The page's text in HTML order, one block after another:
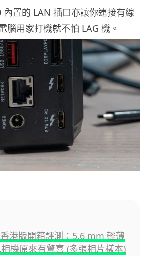
內置的 LAN 插口亦讓你連接有線
腦用家打機就不怕 LAG 機。
港版開箱評測：5.6 mm 輕薄
機原來有驚喜 (多張相片樣本)